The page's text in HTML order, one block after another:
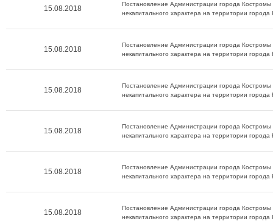
15.08.2018
Постановление Администрации города
некапитального характера на территории
15.08.2018
Постановление Администрации города
некапитального характера на территории
15.08.2018
Постановление Администрации города
некапитального характера на территории
15.08.2018
Постановление Администрации города
некапитального характера на территории
15.08.2018
Постановление Администрации города
некапитального характера на территории
15.08.2018
Постановление Администрации города
некапитального характера на территории